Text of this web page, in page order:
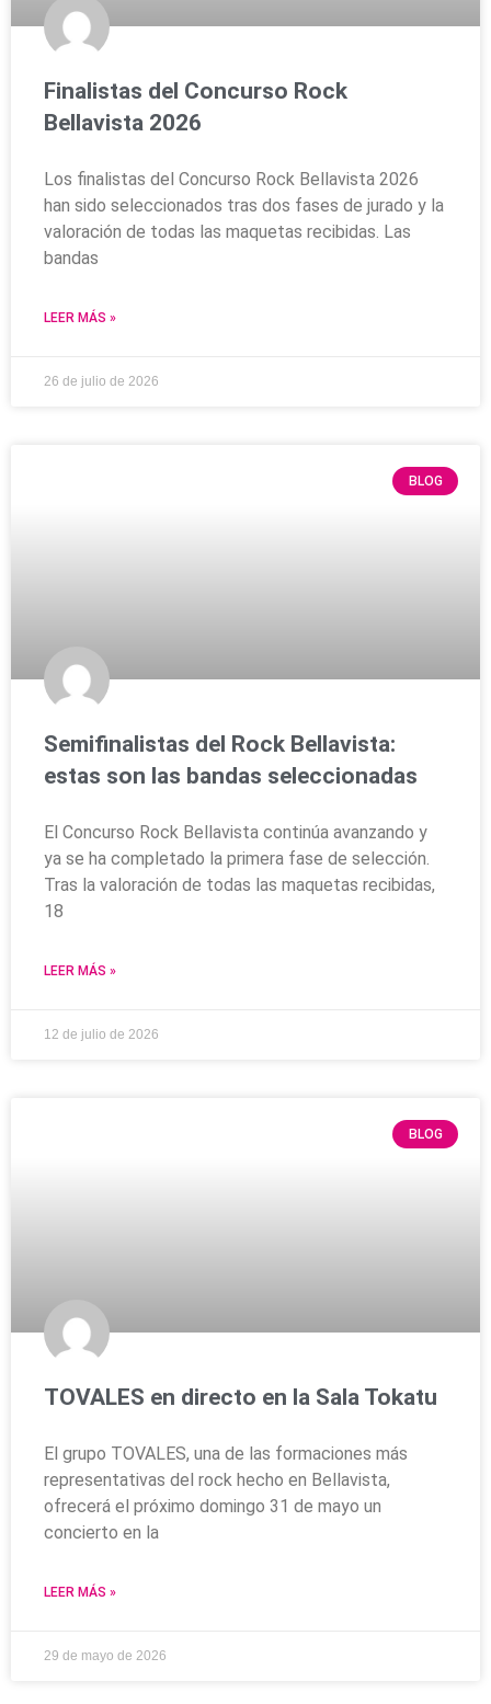
Finalistas del Concurso Rock
Bellavista 2026
Los finalistas del Concurso Rock Bellavista 2026
han sido seleccionados tras dos fases de jurado y la
valoración de todas las maquetas recibidas. Las
bandas
LEER MÁS »
26 de julio de 2026
BLOG
Semifinalistas del Rock Bellavista:
estas son las bandas seleccionadas
El Concurso Rock Bellavista continúa avanzando y
ya se ha completado la primera fase de selección.
Tras la valoración de todas las maquetas recibidas,
18
LEER MÁS »
12 de julio de 2026
BLOG
TOVALES en directo en la Sala Tokatu
El grupo TOVALES, una de las formaciones más
representativas del rock hecho en Bellavista,
ofrecerá el próximo domingo 31 de mayo un
concierto en la
LEER MÁS »
29 de mayo de 2026